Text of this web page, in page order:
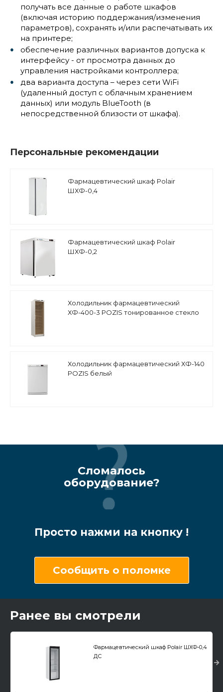
получать все данные о работе шкафов
(включая историю поддержания/изменения
параметров), сохранять и/или распечатывать их
на принтере;
обеспечение различных вариантов допуска к
интерфейсу - от просмотра данных до
управления настройками контроллера;
два варианта доступа – через сети WiFi
(удаленный доступ с облачным хранением
данных) или модуль BlueTooth (в
непосредственной близости от шкафа).
Персональные рекомендации
Фармацевтический шкаф Polair
ШХФ-0,4
Фармацевтический шкаф Polair
ШХФ-0,2
Холодильник фармацевтический
ХФ-400-3 POZIS тонированное стекло
Холодильник фармацевтический ХФ-140
POZIS белый
Сломалось
оборудование?
Просто нажми на кнопку !
Сообщить о поломке
Ранее вы смотрели
Фармацевтический шкаф Polair ШХФ-0,4
ДС